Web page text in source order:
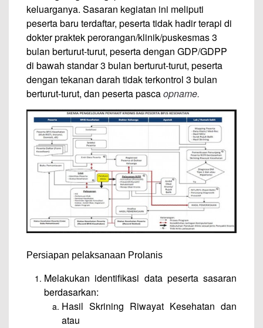
keluarganya. Sasaran kegiatan ini meliputi
peserta baru terdaftar, peserta tidak hadir terapi di
dokter praktek perorangan/klinik/puskesmas 3
bulan berturut-turut, peserta dengan GDP/GDPP
di bawah standar 3 bulan berturut-turut, peserta
dengan tekanan darah tidak terkontrol 3 bulan
berturut-turut, dan peserta pascaopname.
Persiapan pelaksanaan Prolanis
Melakukan identifikasi data peserta sasaran
berdasarkan:
Hasil Skrining Riwayat Kesehatan dan
atau